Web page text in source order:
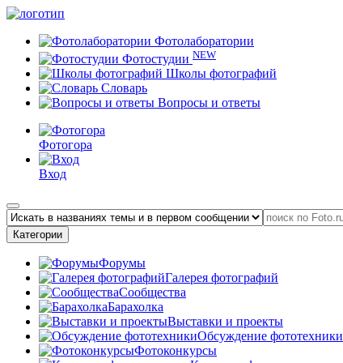
Фотолаборатории
Фотостудии NEW
Школы фотографий
Словарь
Вопросы и ответы
Фотогора
Вход
Категории
Форумы
Галерея фотографий
Сообщества
Барахолка
Выставки и проекты
Обсуждение фототехники
Фотоконкурсы